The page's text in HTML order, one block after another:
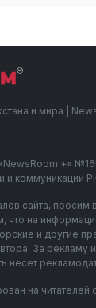
и мира |
+»
и коммуникации
сайта, просим
что на
и другие
За рекламу
несет
на читателей